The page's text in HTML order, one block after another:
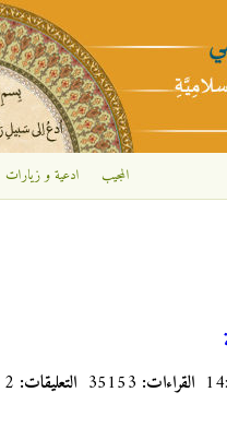
تجاوز إلى
المجيب ادعية و زيارات
القراءات: التعليقات: